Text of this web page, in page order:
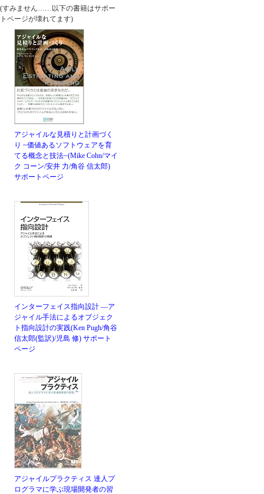
(すみません……以下の書籍はサポー
トページが壊れてます)
アジャイルな見積りと計画づく
り ~価値あるソフトウェアを育
てる概念と技法~(Mike Cohn/マイ
ク コーン/安井 力/角谷 信太郎)
サポートページ
インターフェイス指向設計 ―ア
ジャイル手法によるオブジェク
ト指向設計の実践(Ken Pugh/角谷
信太郎(監訳)/児島 修) サポート
ページ
アジャイルプラクティス 達人プ
ログラマに学ぶ現場開発者の習